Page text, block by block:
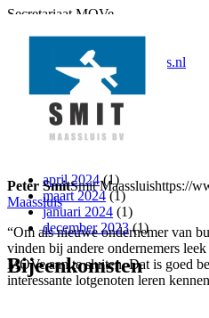
Peter SmitSmit Maassluishttps://
Maassluis
“Om als nieuwe ondernemer van
vinden bij andere ondernemers
MOVe aan te sluiten. Dat is goed
interessante lotgenoten leren
Secretariaat MOVe
3144 EE Maassluis
secretariaat@move-maassluis.nl
Archief nieuws
januari 2025(1)
april 2024(1)
maart 2024(1)
januari 2024 (1)
december 2023(1)
Bijeenkomsten